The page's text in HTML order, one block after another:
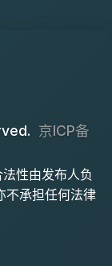
京ICP备
性由发布人负
不承担任何法律